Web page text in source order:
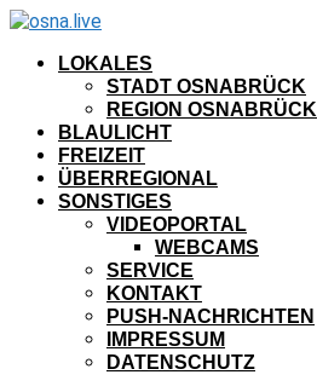
LOKALES
STADT OSNABRÜCK
REGION OSNABRÜCK
BLAULICHT
FREIZEIT
ÜBERREGIONAL
SONSTIGES
VIDEOPORTAL
WEBCAMS
SERVICE
KONTAKT
PUSH-NACHRICHTEN
IMPRESSUM
DATENSCHUTZ